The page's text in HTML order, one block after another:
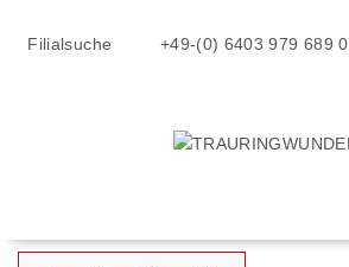
Filialsuche +49-(0) 6403 979 689 0